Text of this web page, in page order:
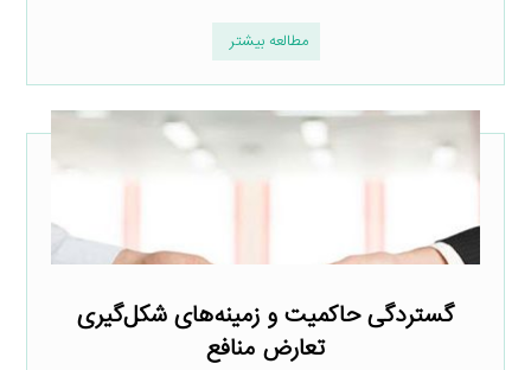
مطالعه بیشتر
گستردگی حاکمیت و زمینه‌های شکل‌گیری
تعارض منافع